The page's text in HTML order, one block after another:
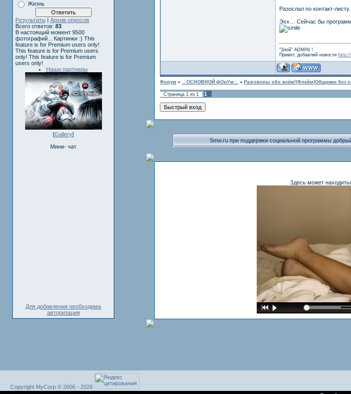
Жизнь
Результаты | Архив опросов
Всего ответов: 83
В настоящий момент 9500
фотографий... Картинки :) This
feature is for Premium users only!
This feature is for Premium users
only! This feature is for Premium
users only!
Наши партнеры
[Gallery]
Мини- чат
Для добавления необходима
авторизация
Разослал по контакт-
Эхх… Сейчас бы
"Злой" ADMIN !
Привет, добавляй новости
Форум » .::ОСНОВНОЙ фОрУм::. » Разговоры обо всём!(Флейм)Общение без
Страница 1 из 1
1
5mw.ru при поддержки социальной программы
Здесь может
Copyright MyCorp © 2006 - 2026